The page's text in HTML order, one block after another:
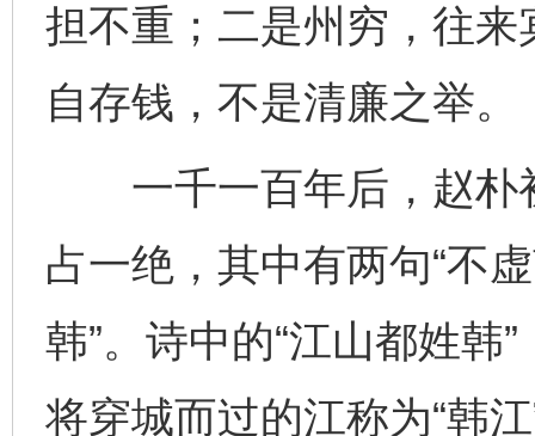
担不重；二是州穷，往
自存钱，不是清廉之举。
一千一百年后，赵朴
占一绝，其中有两句“不
韩”。诗中的“江山都姓韩
将穿城而过的江称为“韩